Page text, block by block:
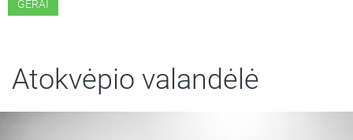
GERAI
Atokvėpio valandėlė